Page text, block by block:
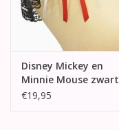
Disney Mickey en
Minnie Mouse zwart
kousenband
€19,95